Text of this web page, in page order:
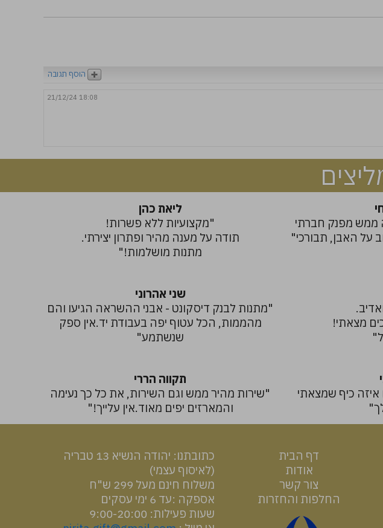
הוסף תגובה
21/12/24 18:08
ממש מפנק חברתי
על האבן, תבורכי"
ליאת כהן
"מקצועיות ללא פשרות!
תודה על מענה מהיר ופתרון יצירתי.
מתנות מושלמות!"
מצאתי!
שני אהרוני
"מתנות לבנק דיסקונט - אבני ההשראה הגיעו והם
מהממות, הכל עטוף יפה בעבודת יד.אין ספק
שנשתמע"
איזה כיף שמצאתי
תקווה הררי
"שירות מהיר ממש וגם השירות, את כל כך נעימה
והמארזים יפים מאוד.אין עלייך!"
דף הבית
אודות
צור קשר
החלפות והחזרות
כתובתנו: יהודה הנשיא 13 טבריה
(לאיסוף עצמי)
משלוח חינם מעל 299 ש"ח
אספקה :עד 6 ימי עסקים
שעות פעילות: 9:00-20:00